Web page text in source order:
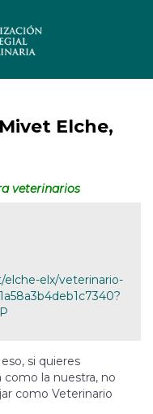
Elche,
veterinarios
elx/veterinario-
si quieres
la nuestra, no
como Veterinario